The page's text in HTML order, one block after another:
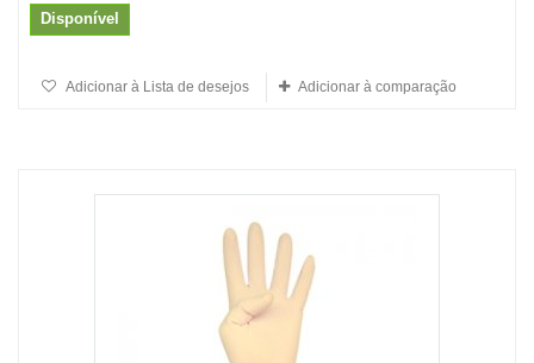
Disponível
Adicionar à Lista de desejos Adicionar à comparação